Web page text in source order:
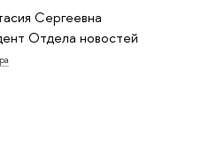
Сергеевна
Отдела новостей